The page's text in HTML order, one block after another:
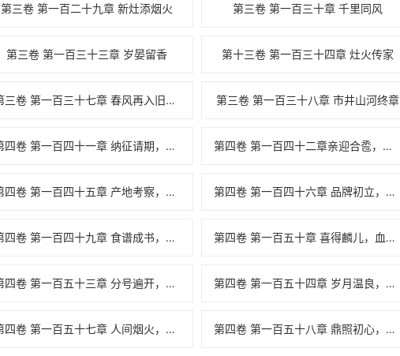
第三卷 第一百二十九章 新灶添烟火 第三卷 第一百三十章 千里同风
第三卷 第一百三十三章 岁晏留香 第十三卷 第一百三十四章 灶火传家
第三卷 第一百三十七章 春风再入旧食府 第三卷 第一百三十八章 市井山河终章
第四卷 第一百四十一章 纳征请期，十里红妆 第四卷 第一百四十二章亲迎合卺，食府为堂
第四卷 第一百四十五章 产地考察，食味本源 第四卷 第一百四十六章 品牌初立，食府分号
第四卷 第一百四十九章 食谱成书，手艺传世 第四卷 第一百五十章 喜得麟儿，血脉相承
第四卷 第一百五十三章 分号遍开，天下同香 第四卷 第一百五十四章 岁月温良，阖家安康
第四卷 第一百五十七章 人间烟火，世代相传 第四卷 第一百五十八章 鼎照初心，圆滿收官